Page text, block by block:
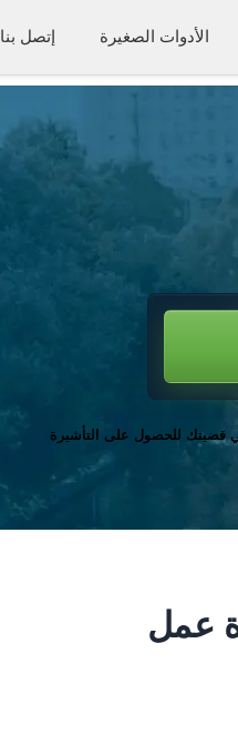
الأدوات الصغيرة إتصل بنا
قضيتك للحصول على التأشيرة
عمل